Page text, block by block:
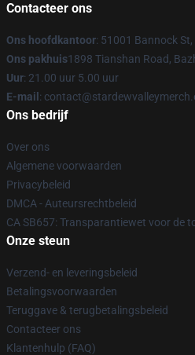
Contacteer ons
Ons hoofdkantoor: 51001 Bannock St,
Ons pakhuis1898 Tianshan Road,
Uur: 21.00 uur 5.00 uur
E-mail :
Ons bedrijf
Over ons
Algemene voorwaarden
Privacybeleid
DMCA - Auteursrechtbeleid
CA SB657: Transparantiewet voor de
Onze steun
Verzend- en leveringsbeleid
Betalingsvoorwaarden
Teruggave & terugbetalingsbeleid
Contacteer ons
Klantenhulp (FAQ)